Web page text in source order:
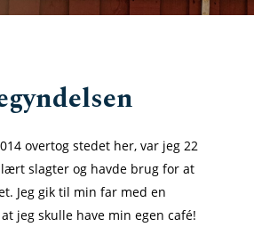
overtog stedet her, var jeg 22
slagter og havde brug for at
Jeg gik til min far med en
jeg skulle have min egen café!